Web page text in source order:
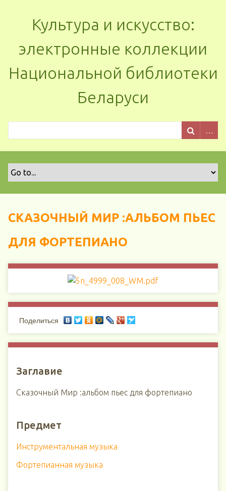
Культура и искусство:
электронные коллекции
Национальной библиотеки
Беларуси
СКАЗОЧНЫЙ МИР :АЛЬБОМ ПЬЕС
ДЛЯ ФОРТЕПИАНО
Поделиться
Заглавие
Сказочный Мир :альбом пьес для фортепиано
Предмет
Инструментальная музыка
Фортепианная музыка